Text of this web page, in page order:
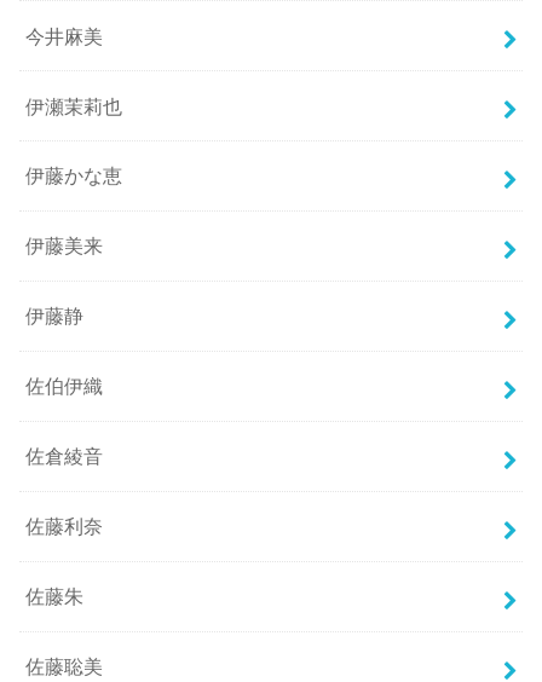
今井麻美
伊瀬茉莉也
伊藤かな恵
伊藤美来
伊藤静
佐伯伊織
佐倉綾音
佐藤利奈
佐藤朱
佐藤聡美